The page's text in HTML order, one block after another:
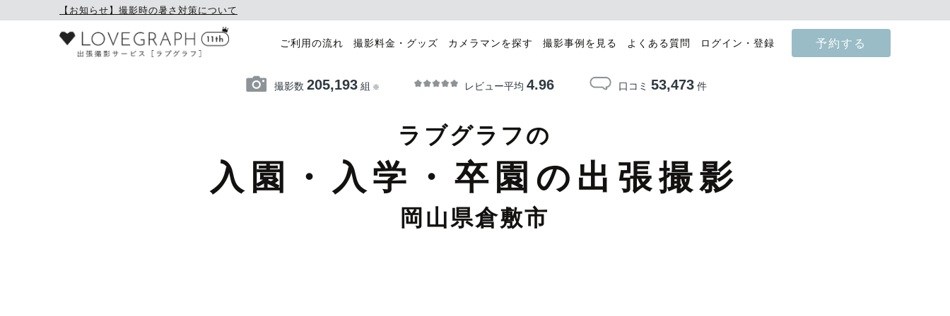
【お知らせ】撮影時の暑さ対策について
ご利用の流れ 撮影料金・グッズ カメラマンを探す 撮影事例を見る よくある質問 ログイン・登録 予約する
撮影数 205,193組 ※ レビュー平均 4.96 口コミ 53,473件
ラブグラフの
入園・入学・卒園の出張撮影
岡山県倉敷市